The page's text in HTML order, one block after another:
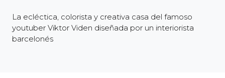
La ecléctica, colorista y creativa casa del famoso
youtuber Viktor Viden diseñada por un interiorista
barcelonés